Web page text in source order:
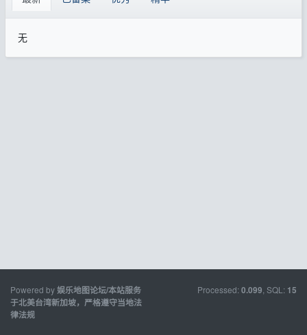
无
Powered by娱乐地图论坛/本站服务
于北美台湾新加坡，严格遵守当地法
律法规
Processed: 0.099 , SQL: 15